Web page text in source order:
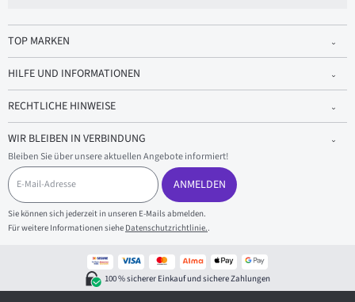
TOP MARKEN
HILFE UND INFORMATIONEN
RECHTLICHE HINWEISE
WIR BLEIBEN IN VERBINDUNG
Bleiben Sie über unsere aktuellen Angebote informiert!
E
-
M
a
i
l
ANMELDEN
Sie können sich jederzeit in unseren E-Mails abmelden.
Für weitere Informationen siehe Datenschutzrichtlinie..
100 % sicherer Einkauf und sichere Zahlungen